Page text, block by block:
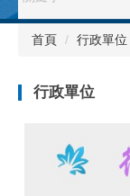
區
首頁 行政單位
行政單位